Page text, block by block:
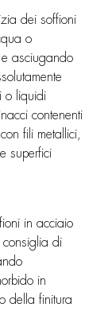
dei soffioni
o
e asciugando
o liquidi
contenenti
fili metallici,
superfici
in acciaio
consiglia di
in
della finitura